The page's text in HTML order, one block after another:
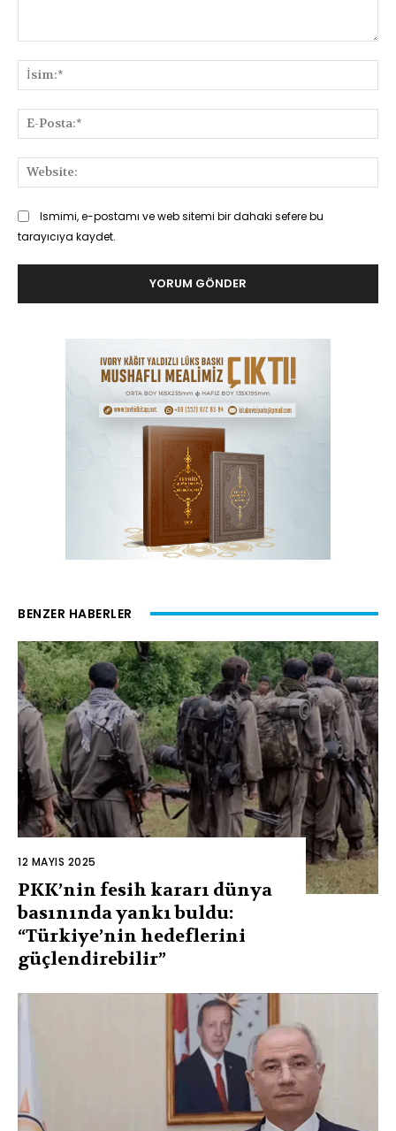
Ismimi, e-postamı ve web sitemi bir dahaki sefere bu
tarayıcıya kaydet.
BENZER HABERLER
12 MAYIS 2025
PKK’nin fesih kararı dünya
basınında yankı buldu:
“Türkiye’nin hedeflerini
güçlendirebilir”